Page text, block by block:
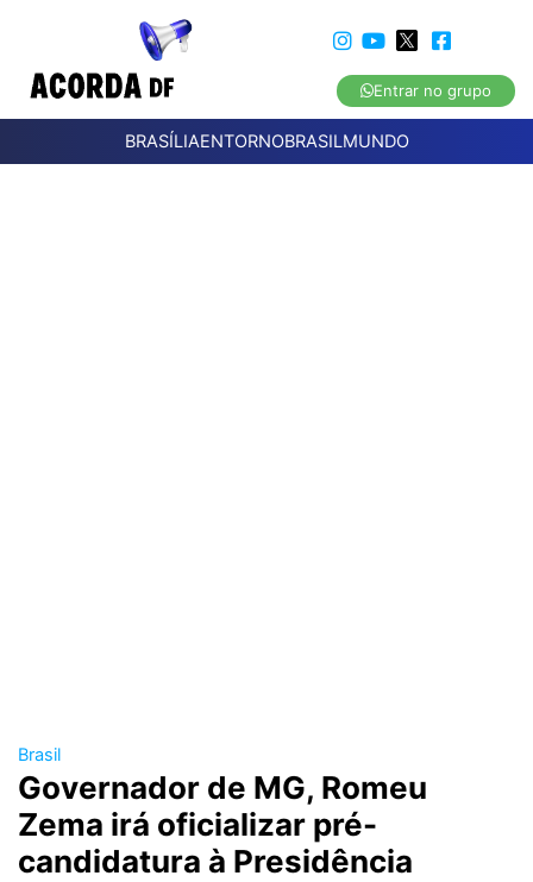
Entrar no grupo
BRASÍLIAENTORNOBRASILMUNDO
Brasil
Governador de MG, Romeu
Zema irá oficializar pré-
candidatura à Presidência